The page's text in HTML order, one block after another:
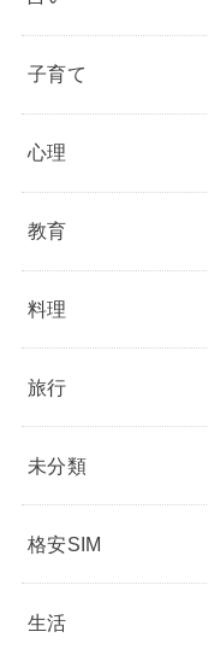
子育て
心理
教育
料理
旅行
未分類
格安SIM
生活